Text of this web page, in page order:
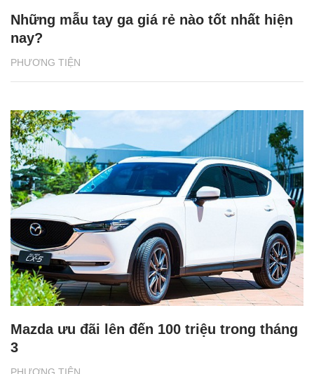
PHƯƠNG TIỆN
Những mẫu tay ga giá rẻ nào tốt nhất hiện
nay?
PHƯƠNG TIỆN
Mazda ưu đãi lên đến 100 triệu trong tháng
3